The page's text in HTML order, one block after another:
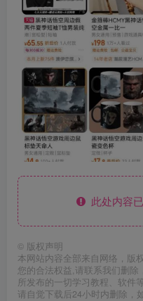
此处内容
© 版权声明
本网站内容全部来自网络，版
您的合法权益,请联系我们删
所发布的一切学习教程、软件
请自觉下载后24小时内删除，